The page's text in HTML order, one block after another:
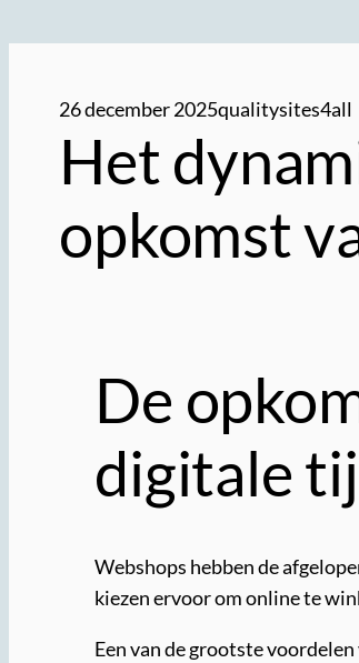
26 december 2025qualitysites4all
Het
opkomst
De
digitale
Webshops hebben de
kiezen ervoor om online te
Een van de grootste